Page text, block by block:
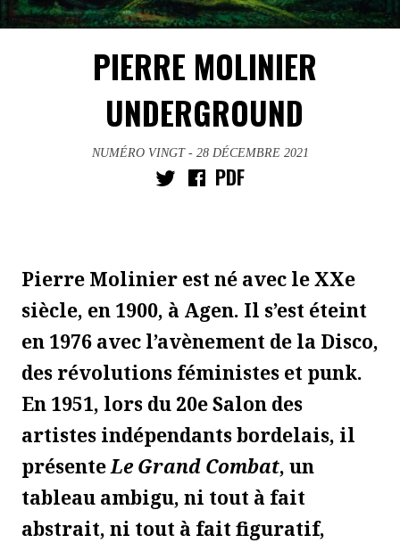
PIERRE MOLINIER
UNDERGROUND
NUMÉRO VINGT - 28 DÉCEMBRE 2021
PDF
Pierre Molinier est né avec le XXe
siècle, en 1900, à Agen. Il s’est éteint
en 1976 avec l’avènement de la Disco,
des révolutions féministes et punk.
En 1951, lors du 20e Salon des
artistes indépendants bordelais, il
présenteLe Grand Combat, un
tableau ambigu, ni tout à fait
abstrait, ni tout à fait figuratif,